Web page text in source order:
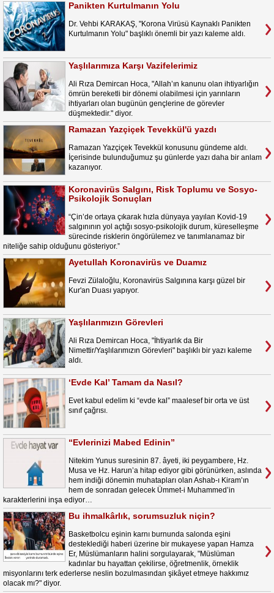
Panikten Kurtulmanın Yolu
Dr. Vehbi KARAKAŞ, "Korona Virüsü Kaynaklı Panikten
Kurtulmanın Yolu" başlıklı önemli bir yazı kaleme aldı.
Yaşlılarımıza Karşı Vazifelerimiz
Ali Rıza Demircan Hoca, "Allah’ın kanunu olan ihtiyarlığın
ömrün bereketli bir dönemi olabilmesi için yarınların
ihtiyarları olan bugünün gençlerine de görevler
düşmektedir." diyor.
Ramazan Yazçiçek Tevekkül'ü yazdı
Ramazan Yazçiçek Tevekkül konusunu gündeme aldı.
İçerisinde bulunduğumuz şu günlerde yazı daha bir anlam
kazanıyor.
Koronavirüs Salgını, Risk Toplumu ve Sosyo-
Psikolojik Sonuçları
“Çin’de ortaya çıkarak hızla dünyaya yayılan Kovid-19
salgınının yol açtığı sosyo-psikolojik durum, küreselleşme
sürecinde risklerin öngörülemez ve tanımlanamaz bir
niteliğe sahip olduğunu gösteriyor.”
Ayetullah Koronavirüs ve Duamız
Fevzi Zülaloğlu, Koronavirüs Salgınına karşı güzel bir
Kur'an Duası yapıyor.
Yaşlılarımızın Görevleri
Ali Rıza Demircan Hoca, "İhtiyarlık da Bir
Nimettir/Yaşlılarımızın Görevleri" başlıklı bir yazı kaleme
aldı.
‘Evde Kal’ Tamam da Nasıl?
Evet kabul edelim ki “evde kal” maalesef bir orta ve üst
sınıf çağrısı.
“Evlerinizi Mabed Edinin”
Nitekim Yunus suresinin 87. âyeti, iki peygambere, Hz.
Musa ve Hz. Harun’a hitap ediyor gibi görünürken, aslında
hem indiği dönemin muhatapları olan Ashab-ı Kiram’ın
hem de sonradan gelecek Ümmet-i Muhammed’in
karakterlerini inşa ediyor…
Bu ihmalkârlık, sorumsuzluk niçin?
Basketbolcu eşinin karnı burnunda salonda eşini
desteklediği haberi üzerine bir mukayese yapan Hamza
Er, Müslümanların halini sorgulayarak, "Müslüman
kadınlar bu hayattan çekilirse, öğretmenlik, örneklik
misyonlarını terk ederlerse neslin bozulmasından şikâyet etmeye hakkımız
olacak mı?" diyor.